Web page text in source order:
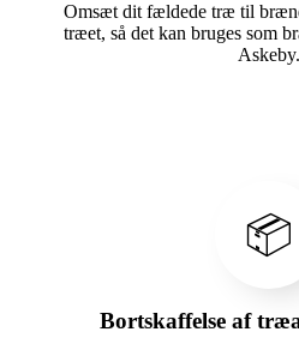
Omsæt dit fældede træ til
træet, så det kan bruges som
Askeby.
📦
Bortskaffelse af